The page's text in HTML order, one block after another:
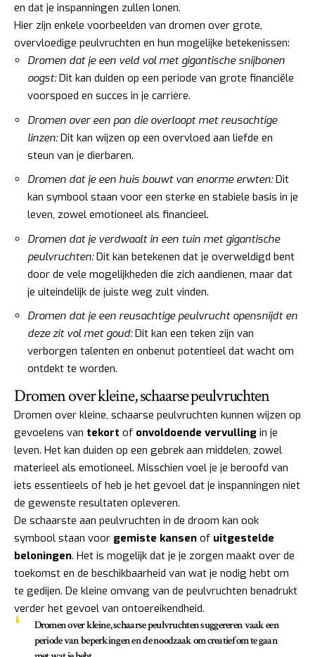
en dat je inspanningen zullen lonen.
Hier zijn enkele voorbeelden van dromen over grote,
overvloedige peulvruchten en hun mogelijke betekenissen:
Dromen dat je een veld vol met gigantische snijbonen
oogst:Dit kan duiden op een periode van grote financiële
voorspoed en succes in je carrière.
Dromen over een pan die overloopt met reusachtige
linzen:Dit kan wijzen op een overvloed aan liefde en
steun van je dierbaren.
Dromen dat je een huis bouwt van enorme erwten:Dit
kan symbool staan voor een sterke en stabiele basis in je
leven, zowel emotioneel als financieel.
Dromen dat je verdwaalt in een tuin met gigantische
peulvruchten:Dit kan betekenen dat je overweldigd bent
door de vele mogelijkheden die zich aandienen, maar dat
je uiteindelijk de juiste weg zult vinden.
Dromen dat je een reusachtige peulvrucht opensnijdt en
deze zit vol met goud:Dit kan een teken zijn van
verborgen talenten en onbenut potentieel dat wacht om
ontdekt te worden.
Dromen over kleine, schaarse peulvruchten
Dromen over kleine, schaarse peulvruchten kunnen wijzen op
gevoelens van tekort of onvoldoende vervulling in je
leven. Het kan duiden op een gebrek aan middelen, zowel
materieel als emotioneel. Misschien voel je je beroofd van
iets essentieels of heb je het gevoel dat je inspanningen niet
de gewenste resultaten opleveren.
De schaarste aan peulvruchten in de droom kan ook
symbool staan voor gemiste kansen of uitgestelde
beloningen. Het is mogelijk dat je je zorgen maakt over de
toekomst en de beschikbaarheid van wat je nodig hebt om
te gedijen. De kleine omvang van de peulvruchten benadrukt
verder het gevoel van ontoereikendheid.
Dromen over kleine, schaarse peulvruchten suggereren vaak een
periode vanbeperkingenen de noodzaak om creatief om te gaan